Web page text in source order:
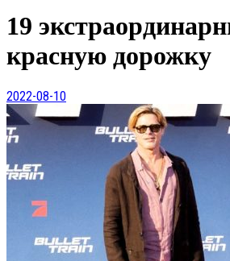
19
красную дорожку
2022-08-10